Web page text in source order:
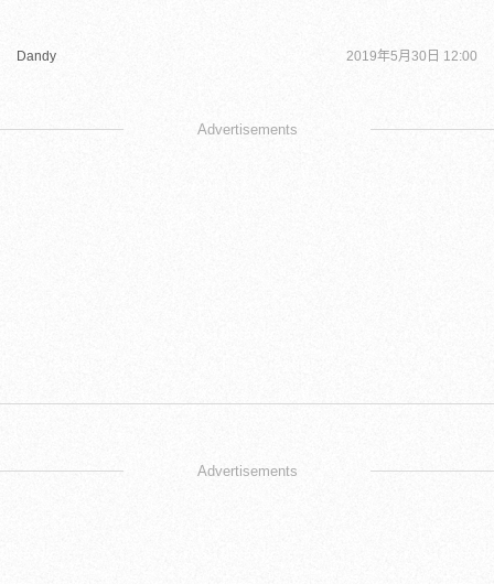
Dandy 2019年5月30日 12:00
Advertisements
Advertisements